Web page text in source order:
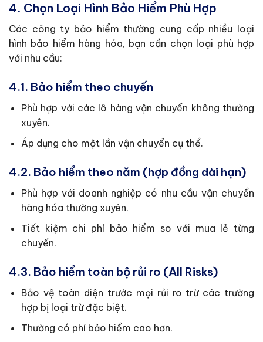
4. Chọn Loại Hình Bảo Hiểm Phù Hợp
Các công ty bảo hiểm thường cung cấp nhiều loại
hình bảo hiểm hàng hóa, bạn cần chọn loại phù hợp
với nhu cầu:
4.1. Bảo hiểm theo chuyến
Phù hợp với các lô hàng vận chuyển không thường
xuyên.
Áp dụng cho một lần vận chuyển cụ thể.
4.2. Bảo hiểm theo năm (hợp đồng dài hạn)
Phù hợp với doanh nghiệp có nhu cầu vận chuyển
hàng hóa thường xuyên.
Tiết kiệm chi phí bảo hiểm so với mua lẻ từng
chuyến.
4.3. Bảo hiểm toàn bộ rủi ro (All Risks)
Bảo vệ toàn diện trước mọi rủi ro trừ các trường
hợp bị loại trừ đặc biệt.
Thường có phí bảo hiểm cao hơn.